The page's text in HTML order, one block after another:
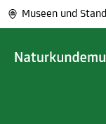
Museen und